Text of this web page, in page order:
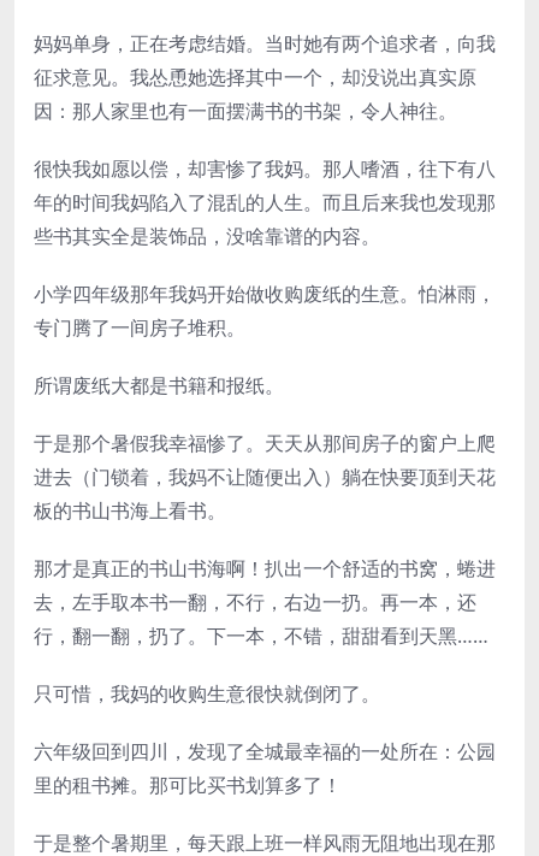
妈妈单身，正在考虑结婚。当时她有两个追求者，向我
征求意见。我怂恿她选择其中一个，却没说出真实原
因：那人家里也有一面摆满书的书架，令人神往。
很快我如愿以偿，却害惨了我妈。那人嗜酒，往下有八
年的时间我妈陷入了混乱的人生。而且后来我也发现那
些书其实全是装饰品，没啥靠谱的内容。
小学四年级那年我妈开始做收购废纸的生意。怕淋雨，
专门腾了一间房子堆积。
所谓废纸大都是书籍和报纸。
于是那个暑假我幸福惨了。天天从那间房子的窗户上爬
进去（门锁着，我妈不让随便出入）躺在快要顶到天花
板的书山书海上看书。
那才是真正的书山书海啊！扒出一个舒适的书窝，蜷进
去，左手取本书一翻，不行，右边一扔。再一本，还
行，翻一翻，扔了。下一本，不错，甜甜看到天黑……
只可惜，我妈的收购生意很快就倒闭了。
六年级回到四川，发现了全城最幸福的一处所在：公园
里的租书摊。那可比买书划算多了！
于是整个暑期里，每天跟上班一样风雨无阻地出现在那